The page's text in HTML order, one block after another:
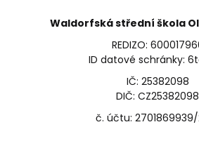
Waldorfská střední škola
REDIZO:
ID datové schránky:
IČ: 25382098
DIČ: CZ25382098
č. účtu: 2701869939/